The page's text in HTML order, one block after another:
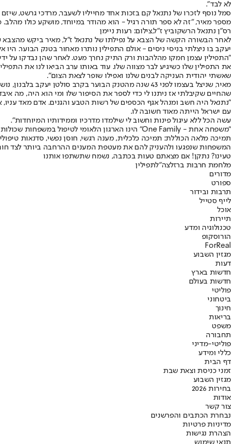
לא לבד".
מספר מאיר, "זה לא ספר תורה רגיל - הוא מהודר במיוחד, מושקע כולו
רס"ן נתנאל הרשקוביץ ז"ל,צילום: רעות ניימן
יעקב בו ניצלתי בניסי ניסים - אולם התפילין נותרו מאחור בטנק הבוער.
"התפילין עצמן חמקו מהלהבות ורק התיק נחרך מעט. לאחר שהן נבדקו על
את התפילין שלו כשיגיע לבר מצווה שלו. עוד באותו ערב הביאו לנו את
שאשתי יהודית העניקה לבנים שלנו ואפילו שופר לצאת הצום".
מאיר, שניצל בעצמו לפני 43 שנה מהטנק הבוער בקרב
שהחיים שקיבלתי אז ניתנו לי כדי לספר את הסיפור שלו ומי הוא היה, מה
"נתנאל היה חשב ומנהל אגף הכספים של רשות הטבע והגנים. אדם מאד
עם ישראל הייתה מאוד חשובה לו.
עשה הכל ללא עיגול פינות וחשוב לי שילמדו מדרכיו וממידותיו המיוחדות".
המשפחות שנפגעו ולהעניק להם את מעטפת המענים ההרחבה ביותר לצד
טעינו? נתקן! אם מצאתם טעות בכתבה, נשמח שתשתפו אותנו
מלחמת חרבות ברזלצה"לתפילין
מדורים
ספורט
תרבות ובידור
לייף סטייל
אוכל
תיירות
טכנולוגיה ומדע
הורוסקופ
ForReal
מגזין השבוע
דעות
חדשות בארץ
חדשות בעולם
פוליטי
ביטחוני
חינוך
בריאות
משפט
תחבורה
פוליטי-מדיני
כללי ומידע
דף הבית
זמני כניסת וצאת שבת
מגזין השבוע
בחירות 2026
אודות
צור קשר
נבחרת הכתבים והפרשנים
מדיניות פרטיות
הצהרת נגישות